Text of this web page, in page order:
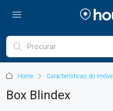
Home Características do Imóvel
Box Blindex